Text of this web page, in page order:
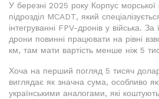
У березні 2025 року Корпус
підрозділ MCADT, який
інтегруванні FPV-дронів у війська.
дрони повинні працювати на рівні
км, там мати вартість менше ніж 5
Хоча на перший погляд 5 тисяч
виглядає як значна сума, особливо
українськими аналогами, які